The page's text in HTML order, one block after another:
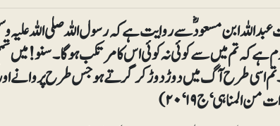
ابن مسعودؓ سے روایت ہے کہ رسول اللہ صلی اللہ علیہ
ہے کہ تم میں سے کوئی نہ کوئی اس کا مرتکب ہوگا۔ سنو!
اسی طرح آگ میں دوڑ دوڑ کر گرتے ہو جس طرح پروانے اور
من المناہی‘ ج۱۹‘۲۰)